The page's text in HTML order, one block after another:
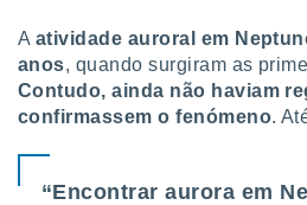
ao
através
nós e
A atividade auroral em
anos, quando surgiram as
Contudo, ainda não haviam
confirmassem o fenómeno.
“Encontrar aurora em